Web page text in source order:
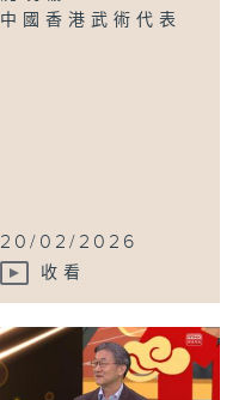
中國香港武術代表
20/02/2026
收看